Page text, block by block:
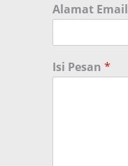
Alamat Email
Isi Pesan *